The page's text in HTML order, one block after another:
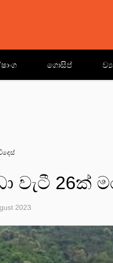
ගොසිප්
වැටී 26ක්
2023